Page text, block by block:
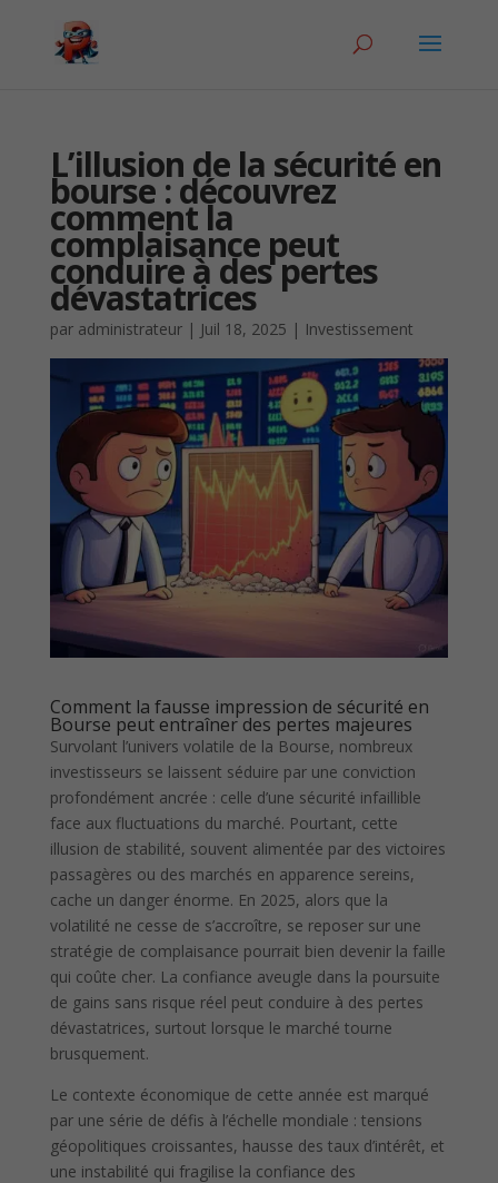
L’illusion de la sécurité en
bourse : découvrez
comment la
complaisance peut
conduire à des pertes
dévastatrices
par administrateur| Juil 18, 2025 | Investissement
Comment la fausse impression de sécurité en
Bourse peut entraîner des pertes majeures
Survolant l’univers volatile de la Bourse, nombreux
investisseurs se laissent séduire par une conviction
profondément ancrée : celle d’une sécurité infaillible
face aux fluctuations du marché. Pourtant, cette
illusion de stabilité, souvent alimentée par des victoires
passagères ou des marchés en apparence sereins,
cache un danger énorme. En 2025, alors que la
volatilité ne cesse de s’accroître, se reposer sur une
stratégie de complaisance pourrait bien devenir la faille
qui coûte cher. La confiance aveugle dans la poursuite
de gains sans risque réel peut conduire à des pertes
dévastatrices, surtout lorsque le marché tourne
brusquement.
Le contexte économique de cette année est marqué
par une série de défis à l’échelle mondiale : tensions
géopolitiques croissantes, hausse des taux d’intérêt, et
une instabilité qui fragilise la confiance des